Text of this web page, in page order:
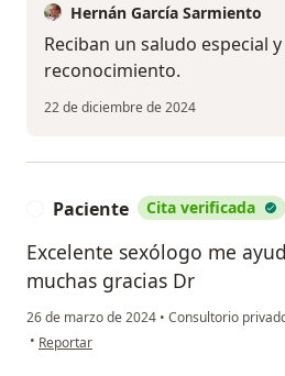
Hernán García Sarmiento
Reciban un saludo especial
reconocimiento.
22 de diciembre de 2024
Paciente Cita verificada
Excelente sexólogo me
muchas gracias Dr
26 de marzo de 2024 • Consultorio
• en opinión del usuario Paciente
Reportar